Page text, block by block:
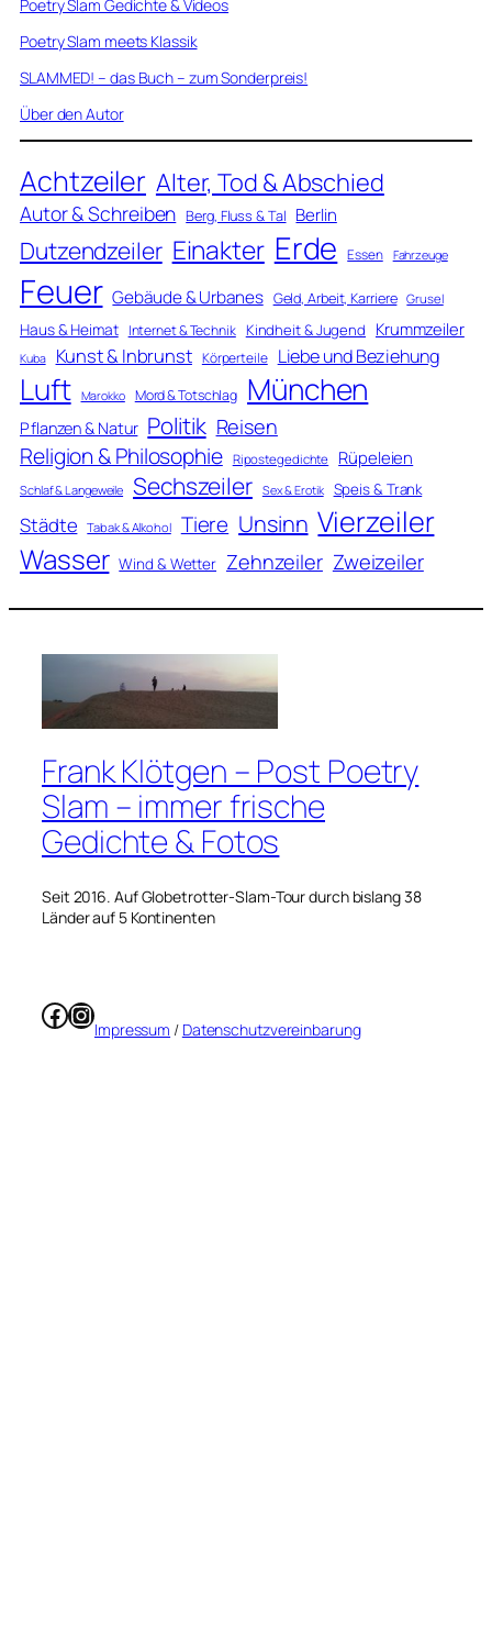
Poetry Slam Gedichte & Videos
Poetry Slam meets Klassik
SLAMMED! – das Buch – zum Sonderpreis!
Über den Autor
Achtzeiler Alter, Tod & Abschied
Autor & Schreiben Berg, Fluss & Tal Berlin
Dutzendzeiler Einakter Erde Essen Fahrzeuge
Feuer Gebäude & Urbanes Geld, Arbeit, Karriere Grusel
Haus & Heimat Internet & Technik Kindheit & Jugend Krummzeiler
Kuba Kunst & Inbrunst Körperteile Liebe und Beziehung
Luft Marokko Mord & Totschlag München
Pflanzen & Natur Politik Reisen
Religion & Philosophie Ripostegedichte Rüpeleien
Schlaf & Langeweile Sechszeiler Sex & Erotik Speis & Trank
Städte Tabak & Alkohol Tiere Unsinn Vierzeiler
Wasser Wind & Wetter Zehnzeiler Zweizeiler
Frank Klötgen – Post Poetry
Slam – immer frische
Gedichte & Fotos
Seit 2016. Auf Globetrotter-Slam-Tour durch bislang 38
Länder auf 5 Kontinenten
Facebook
Instagram
Impressum / Datenschutzvereinbarung